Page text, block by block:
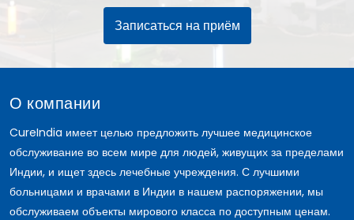
Записаться на приём
О компании
CureIndia имеет целью предложить лучшее медицинское
обслуживание во всем мире для людей, живущих за пределами
Индии, и ищет здесь лечебные учреждения. С лучшими
больницами и врачами в Индии в нашем распоряжении, мы
обслуживаем объекты мирового класса по доступным ценам.